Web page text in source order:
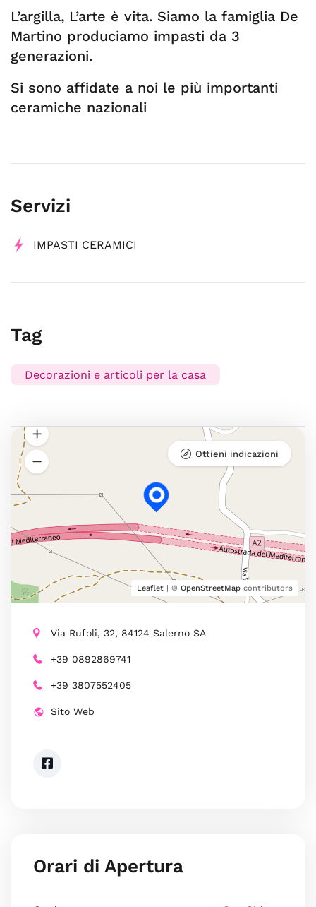
L’argilla, L’arte è vita. Siamo la famiglia De
Martino produciamo impasti da 3
generazioni.
Si sono affidate a noi le più importanti
ceramiche nazionali
Servizi
IMPASTI CERAMICI
Tag
Decorazioni e articoli per la casa
Leaflet | © OpenStreetMap contributors
Ottieni indicazioni
Via Rufoli, 32, 84124 Salerno SA
+39 0892869741
+39 3807552405
Sito Web
Orari di Apertura